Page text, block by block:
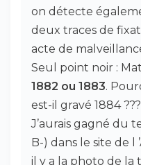
on détecte
deux traces de
acte de
Seul point noir :
1882 ou 1883.
est-il gravé 1884 ???
J’aurais gagné du
B-) dans le site de l
il y a la photo de la